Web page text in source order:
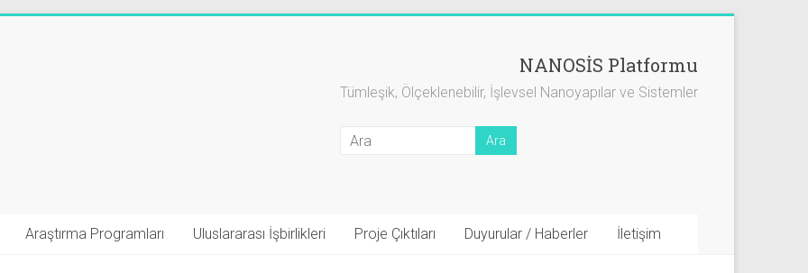
NANOSİS Platformu
Tümleşik, Ölçeklenebilir, İşlevsel Nanoyapılar ve Sistemler
Araştırma Programları Uluslararası İşbirlikleri Proje Çıktıları Duyurular / Haberler İletişim